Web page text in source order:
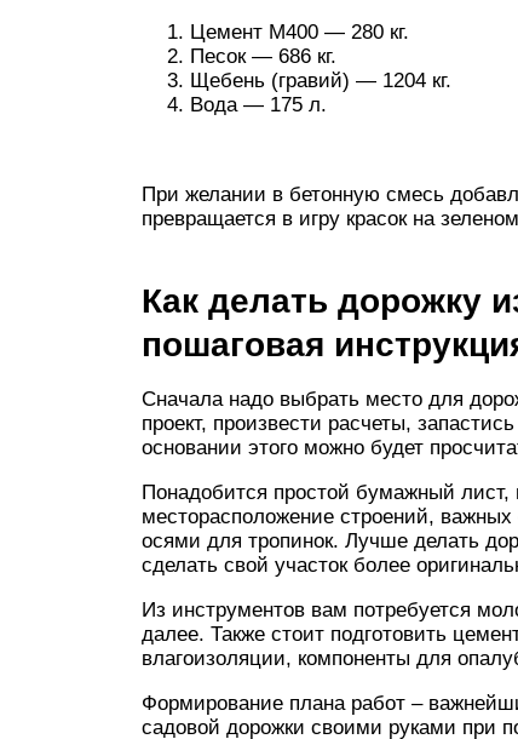
Цемент М400 — 280 кг.
Песок — 686 кг.
Щебень (гравий) — 1204 кг.
Вода — 175 л.
При желании в бетонную смесь
превращается в игру красок на
Как делать дорожку
пошаговая
Сначала надо выбрать место для
проект, произвести расчеты,
основании этого можно будет
Понадобится простой бумажный
месторасположение строений,
осями для тропинок. Лучше делать
сделать свой участок более
Из инструментов вам потребуется
далее. Также стоит подготовить
влагоизоляции, компоненты для
Формирование плана работ –
садовой дорожки своими руками при